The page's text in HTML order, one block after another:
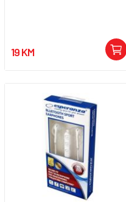
19 KM